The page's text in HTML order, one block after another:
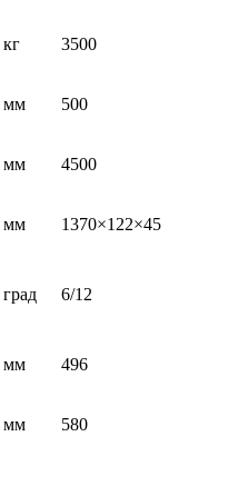
кг 3500
мм 500
мм 4500
мм 1370×122×45
град 6/12
мм 496
мм 580